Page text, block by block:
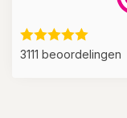
3111 beoordelingen